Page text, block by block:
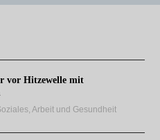
vor Hitzewelle mit
Arbeit und Gesundheit